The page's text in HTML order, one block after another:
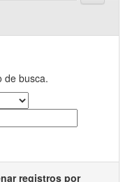
de busca.
registros por